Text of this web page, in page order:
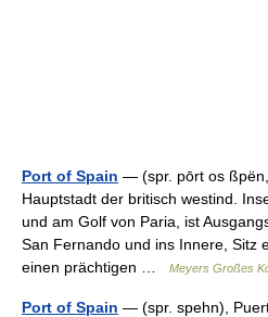
Port of Spain — (spr. pōrt os
Hauptstadt der britisch westind.
und am Golf von Paria, ist
San Fernando und ins Innere, Sitz
einen prächtigen …
Meyers Großes
Port of Spain — (spr. spehn),